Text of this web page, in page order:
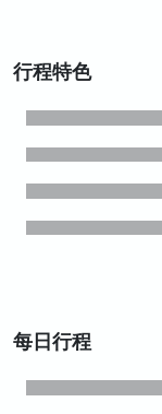
行程特色
每日行程